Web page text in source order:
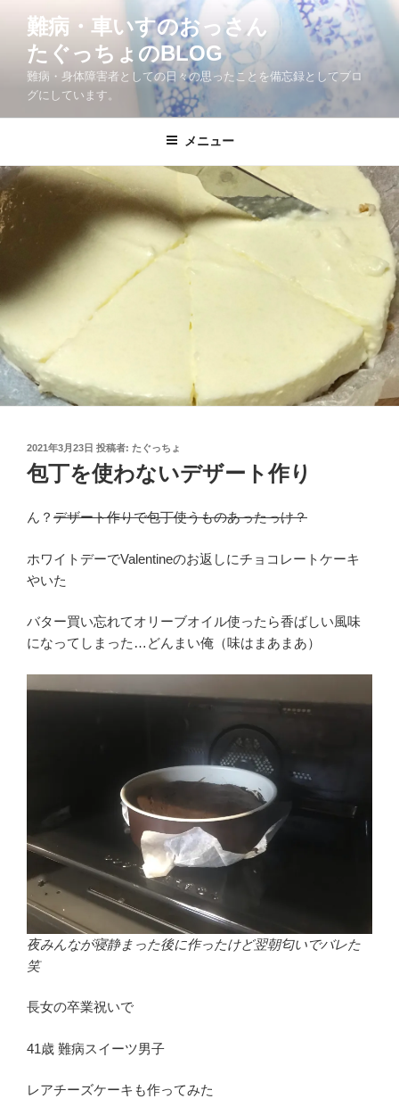
へ
ッ
プ
難病・車いすのおっさん
たぐっちょのBLOG
難病・身体障害者としての日々の思ったことを備忘録としてブロ
グにしています。
メニュー
投
稿
日:
2021年3月23日 投稿者: たぐっちょ
包丁を使わないデザート作り
ん？ デザート作りで包丁使うものあったっけ？
ホワイトデーでValentineのお返しにチョコレートケーキ
やいた
バター買い忘れてオリーブオイル使ったら香ばしい風味
になってしまった…どんまい俺（味はまあまあ）
夜みんなが寝静まった後に作ったけど翌朝匂いでバレた
笑
長女の卒業祝いで
41歳 難病スイーツ男子
レアチーズケーキも作ってみた